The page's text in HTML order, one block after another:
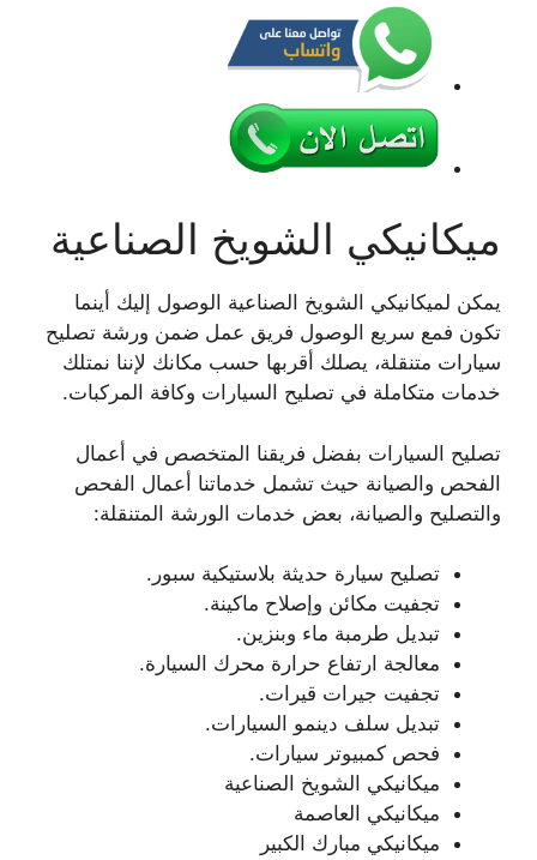
ميكانيكي الشويخ الصناعية
يمكن لميكانيكي الشويخ الصناعية الوصول إليك أينما
تكون فمع سريع الوصول فريق عمل ضمن ورشة تصليح
سيارات متنقلة، يصلك أقربها حسب مكانك لإننا نمتلك
خدمات متكاملة في تصليح السيارات وكافة المركبات.
تصليح السيارات بفضل فريقنا المتخصص في أعمال
الفحص والصيانة حيث تشمل خدماتنا أعمال الفحص
والتصليح والصيانة، بعض خدمات الورشة المتنقلة:
تصليح سيارة حديثة بلاستيكية سبور.
تجفيت مكائن وإصلاح ماكينة.
تبديل طرمبة ماء وبنزين.
معالجة ارتفاع حرارة محرك السيارة.
تجفيت جيرات قيرات.
تبديل سلف دينمو السيارات.
فحص كمبيوتر سيارات.
ميكانيكي الشويخ الصناعية
ميكانيكي العاصمة
ميكانيكي مبارك الكبير